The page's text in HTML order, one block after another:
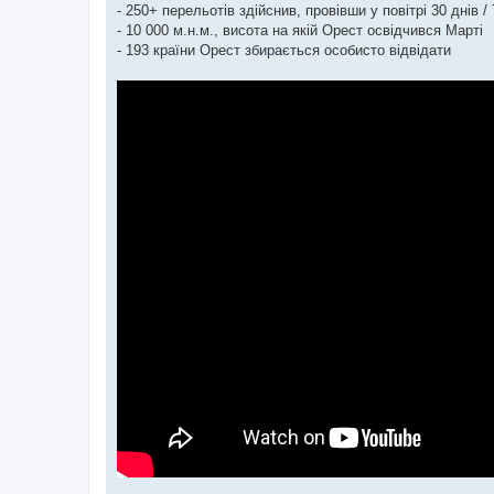
- 250+ перельотів здійснив, провівши у повітрі 30 днів /
- 10 000 м.н.м., висота на якій Орест освідчився Марті
- 193 країни Орест збирається особисто відвідати